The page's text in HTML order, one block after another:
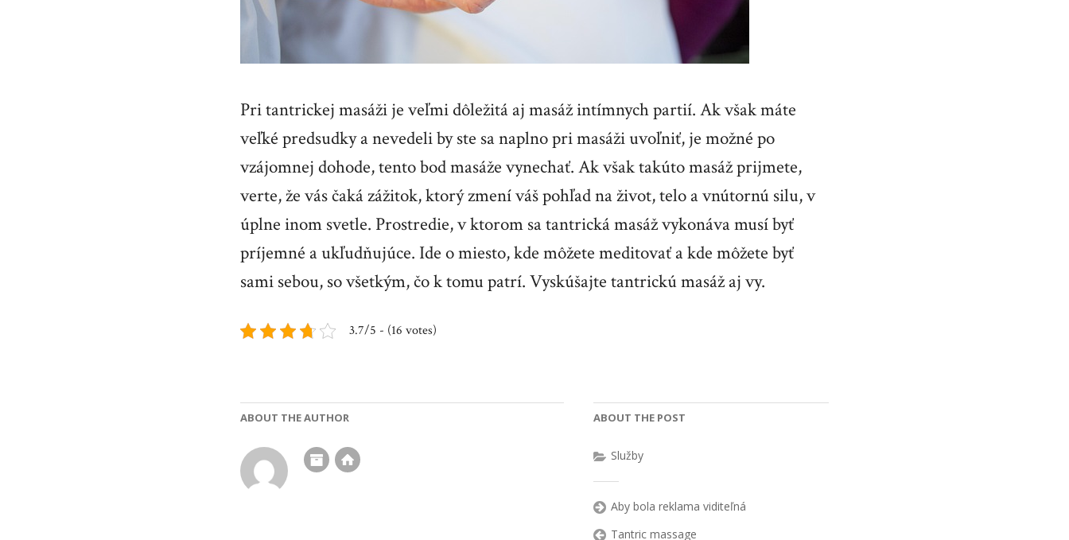
Pri tantrickej masáži je veľmi dôležitá aj masáž intímnych partií. Ak však máte
veľké predsudky a nevedeli by ste sa naplno pri masáži uvoľniť, je možné po
vzájomnej dohode, tento bod masáže vynechať. Ak však takúto masáž prijmete,
verte, že vás čaká zážitok, ktorý zmení váš pohľad na život, telo a vnútornú silu, v
úplne inom svetle. Prostredie, v ktorom sa tantrická masáž vykonáva musí byť
príjemné a ukľudňujúce. Ide o miesto, kde môžete meditovať a kde môžete byť
sami sebou, so všetkým, čo k tomu patrí. Vyskúšajte tantrickú masáž aj vy.
3.7/5 - (16 votes)
ABOUT THE AUTHOR ABOUT THE POST
Služby
Aby bola reklama viditeľná
Tantric massage